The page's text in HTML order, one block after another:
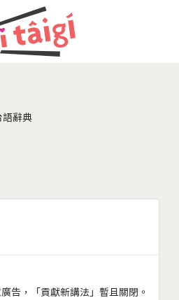
辭典
告，「貢獻新講法」暫且關閉。